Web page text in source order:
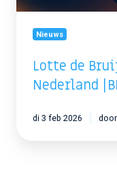
Nederland
nieuwsradio
Nieuws
Lotte de
Nederland
di 3 feb 2026